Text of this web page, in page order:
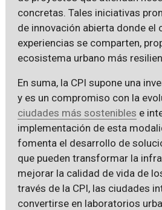
concretas. Tales iniciativas
de innovación abierta donde el
experiencias se comparten,
ecosistema urbano más
En suma, la CPI supone una
y es un compromiso con la
ciudades más sostenibles e
implementación de esta
fomenta el desarrollo de
que pueden transformar la
mejorar la calidad de vida de
través de la CPI, las ciudades
convertirse en laboratorios